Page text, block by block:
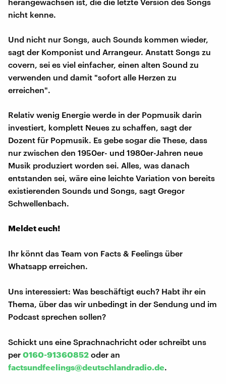
nicht kenne.
Und nicht nur Songs, auch Sounds kommen wieder,
sagt der Komponist und Arrangeur. Anstatt Songs zu
covern, sei es viel einfacher, einen alten Sound zu
verwenden und damit "sofort alle Herzen zu
erreichen".
Relativ wenig Energie werde in der Popmusik darin
investiert, komplett Neues zu schaffen, sagt der
Dozent für Popmusik. Es gebe sogar die These, dass
nur zwischen den 1950er- und 1980er-Jahren neue
Musik produziert worden sei. Alles, was danach
entstanden sei, wäre eine leichte Variation von bereits
existierenden Sounds und Songs, sagt Gregor
Schwellenbach.
Meldet euch!
Ihr könnt das Team von Facts & Feelings über
Whatsapp erreichen.
Uns interessiert: Was beschäftigt euch? Habt ihr ein
Thema, über das wir unbedingt in der Sendung und im
Podcast sprechen sollen?
Schickt uns eine Sprachnachricht oder schreibt uns
per 0160-91360852 oder an
factsundfeelings@deutschlandradio.de.